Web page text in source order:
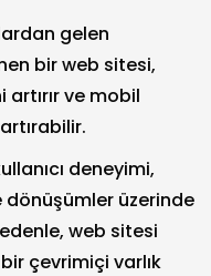
gelen
bir web sitesi,
artırır ve mobil
deneyimi,
dönüşümler üzerinde
web sitesi
bir çevrimiçi varlık